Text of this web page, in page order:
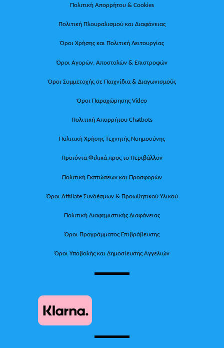
Πολιτική Απορρήτου & Cookies
Πολιτική Πλουραλισμού και Διαφάνειας
Όροι Χρήσης και Πολιτική Λειτουργίας
Όροι Αγορών, Αποστολών & Επιστροφών
Όροι Συμμετοχής σε Παιχνίδια & Διαγωνισμούς
Όροι Παραχώρησης Video
Πολιτική Απορρήτου Chatbots
Πολιτική Χρήσης Τεχνητής Νοημοσύνης
Προϊόντα Φιλικά προς το Περιβάλλον
Πολιτική Εκπτώσεων και Προσφορών
Όροι Affiliate Συνδέσμων & Προωθητικού Υλικού
Πολιτική Διαφημιστικής Διαφάνειας
Όροι Προγράμματος Επιβράβευσης
Όροι Υποβολής και Δημοσίευσης Αγγελιών